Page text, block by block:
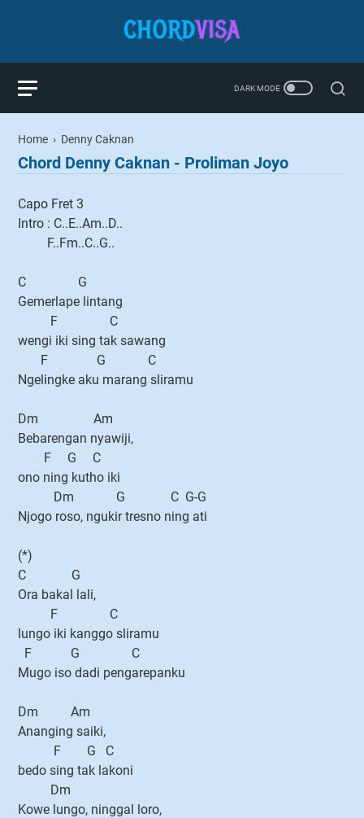
Home › Denny Caknan
Chord Denny Caknan - Proliman Joyo
Capo Fret 3
Intro : C..E..Am..D..
F..Fm..C..G..
C G
Gemerlape lintang
F C
wengi iki sing tak sawang
F G C
Ngelingke aku marang sliramu
Dm Am
Bebarengan nyawiji,
F G C
ono ning kutho iki
Dm G C G-G
Njogo roso, ngukir tresno ning ati
(*)
C G
Ora bakal lali,
F C
lungo iki kanggo sliramu
F G C
Mugo iso dadi pengarepanku
Dm Am
Ananging saiki,
F G C
bedo sing tak lakoni
Dm
Kowe lungo, ninggal loro,